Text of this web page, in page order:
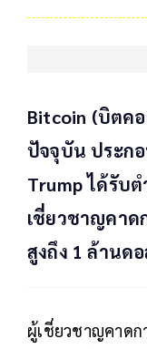
Bitcoin (บิตค
ปัจจุบัน ประก
Trump ได้รับ
เชี่ยวชาญคาด
สูงถึง 1 ล้านด
ผู้เชี่ยวชาญคาดก